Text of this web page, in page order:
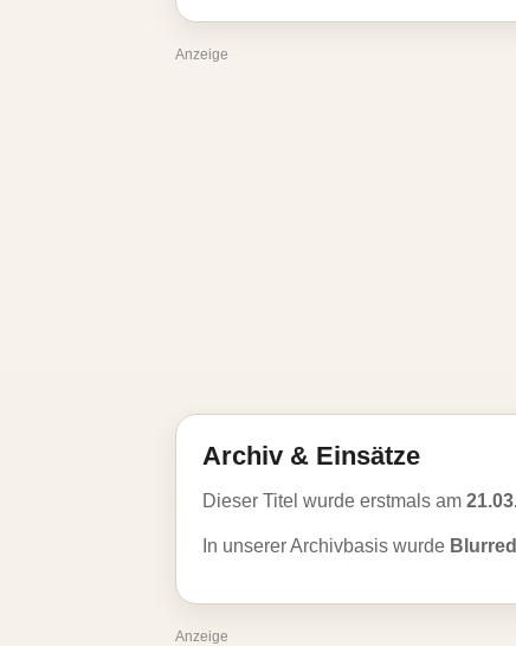
Anzeige
Archiv & Einsätze
Dieser Titel wurde erstmals am
In unserer Archivbasis wurde
Anzeige